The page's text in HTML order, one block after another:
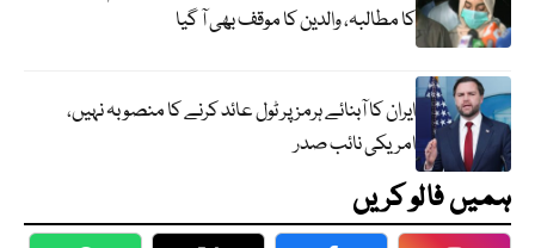
کا مطالبہ، والدین کا موقف بھی آ گیا
ایران کا آبنائے ہرمز پر ٹول عائد کرنے کا منصوبہ نہیں،
امریکی نائب صدر
ہمیں فالو کریں